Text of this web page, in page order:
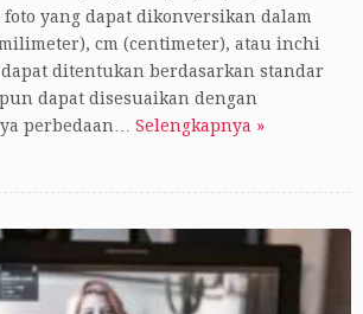
yang dapat dikonversikan dalam
cm (centimeter), atau inchi
ditentukan berdasarkan standar
dapat disesuaikan dengan
perbedaan… Selengkapnya »